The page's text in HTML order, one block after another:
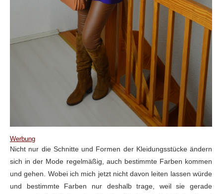
Werbung
Nicht nur die Schnitte und Formen der Kleidungsstücke ändern
sich in der Mode regelmäßig, auch bestimmte Farben kommen
und gehen. Wobei ich mich jetzt nicht davon leiten lassen würde
und bestimmte Farben nur deshalb trage, weil sie gerade